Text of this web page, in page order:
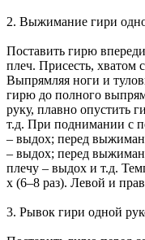
2. Выжимание гири
Поставить гирю
плеч. Присесть, хватом
Выпрямляя ноги и
гирю до полного
руку, плавно опустить
т.д. При поднимании с
– выдох; перед
– выдох; перед
плечу – выдох и т.д.
х (6–8 раз). Левой и
3. Рывок гири одной